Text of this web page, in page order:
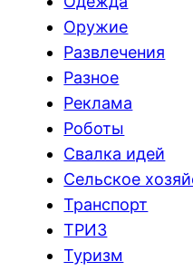
Оружие
Развлечения
Разное
Реклама
Роботы
Свалка идей
Сельское
Транспорт
ТРИЗ
Туризм